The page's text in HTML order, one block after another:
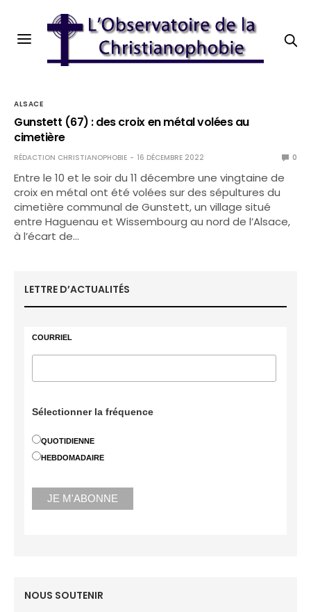
ALSACE
Gunstett (67) : des croix en métal volées au
cimetière
RÉDACTION CHRISTIANOPHOBIE 16 DÉCEMBRE 2022 0
Entre le 10 et le soir du 11 décembre une vingtaine de
croix en métal ont été volées sur des sépultures du
cimetière communal de Gunstett, un village situé
entre Haguenau et Wissembourg au nord de l’Alsace,
à l’écart de…
LETTRE D’ACTUALITÉS
COURRIEL
Sélectionner la fréquence
QUOTIDIENNE
HEBDOMADAIRE
NOUS SOUTENIR